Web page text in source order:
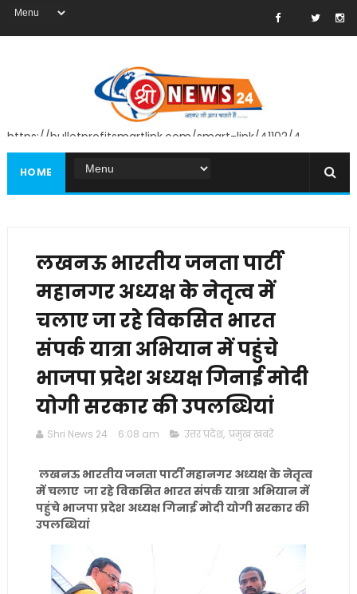
https://bulletprofitsmartlink.com/smart-link/41102/4
HOME
लखनऊ भारतीय जनता पार्टी
महानगर अध्यक्ष के नेतृत्व में
चलाए जा रहे विकसित भारत
संपर्क यात्रा अभियान में पहुंचे
भाजपा प्रदेश अध्यक्ष गिनाई मोदी
योगी सरकार की उपलब्धियां
Shri News 24 6:08 am उत्तर प्रदेश, प्रमुख खबरें
लखनऊ भारतीय जनता पार्टी महानगर अध्यक्ष के नेतृत्व
में चलाए जा रहे विकसित भारत संपर्क यात्रा अभियान में
पहुंचे भाजपा प्रदेश अध्यक्ष गिनाई मोदी योगी सरकार की
उपलब्धियां